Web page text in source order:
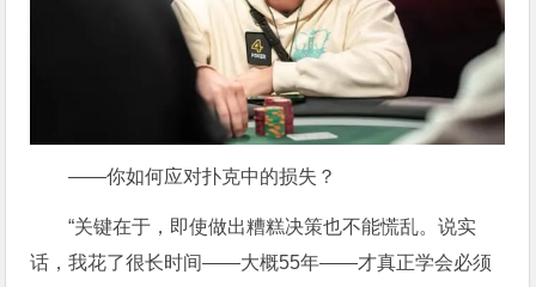
——你如何应对扑克中的损失？
“关键在于，即使做出糟糕决策也不能慌乱。说实
话，我花了很长时间——大概55年——才真正学会必须